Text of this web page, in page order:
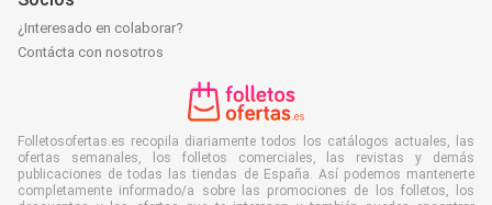
¿Interesado en colaborar?
Contácta con nosotros
Folletosofertas.es recopila diariamente todos los catálogos actuales, las
ofertas semanales, los folletos comerciales, las revistas y demás
publicaciones de todas las tiendas de España. Así podemos mantenerte
completamente informado/a sobre las promociones de los folletos, los